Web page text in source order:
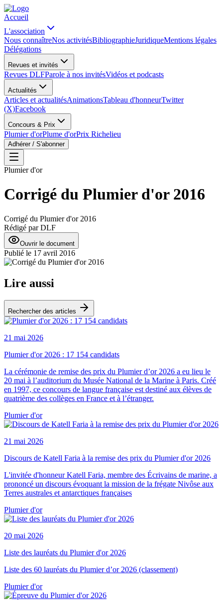
Accueil
L'association
Nous connaîtreNos activitésBibliographieJuridiqueMentions légales
Délégations
Revues et invités
Revues DLFParole à nos invitésVidéos et podcasts
Actualités
Articles et actualitésAnimationsTableau d'honneurTwitter
(X)Facebook
Concours & Prix
Plumier d'orPlume d'orPrix Richelieu
Adhérer / S'abonner
Plumier d'or
Corrigé du Plumier d'or 2016
Corrigé du Plumier d'or 2016
Rédigé parDLF
Ouvrir le document
Publié le 17 avril 2016
Lire aussi
Rechercher des articles
21 mai 2026
Plumier d'or 2026 : 17 154 candidats
La cérémonie de remise des prix du Plumier d’or 2026 a eu lieu le
20 mai à l’auditorium du Musée National de la Marine à Paris. Créé
en 1997, ce concours de langue française est destiné aux élèves de
quatrième des collèges en France et à l’étranger.
Plumier d'or
21 mai 2026
Discours de Katell Faria à la remise des prix du Plumier d'or 2026
L'invitée d'honneur Katell Faria, membre des Écrivains de marine, a
prononcé un discours évoquant la mission de la frégate Nivôse aux
Terres australes et antarctiques françaises
Plumier d'or
20 mai 2026
Liste des lauréats du Plumier d'or 2026
Liste des 60 lauréats du Plumier d’or 2026 (classement)
Plumier d'or